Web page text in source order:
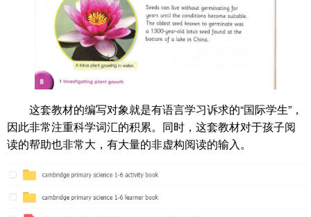
这套教材的编写对象就是有语言学习诉求的“国际学生”，
因此非常注重科学词汇的积累。同时，这套教材对于孩子阅
读的帮助也非常大，有大量的非虚构阅读的输入。